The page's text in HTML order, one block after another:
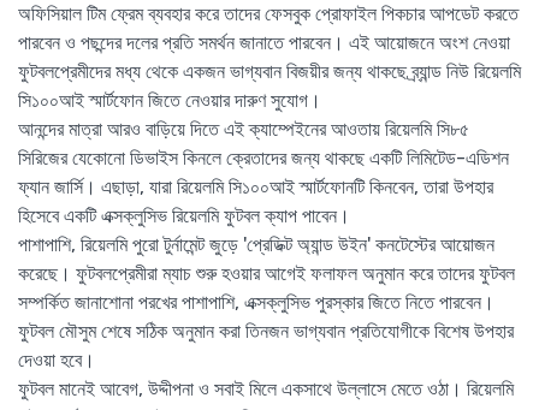
অফিসিয়াল টিম ফ্রেম ব্যবহার করে তাদের ফেসবুক প্রোফাইল পিকচার আপডেট করতে
পারবেন ও পছন্দের দলের প্রতি সমর্থন জানাতে পারবেন। এই আয়োজনে অংশ নেওয়া
ফুটবলপ্রেমীদের মধ্য থেকে একজন ভাগ্যবান বিজয়ীর জন্য থাকছে ব্র্যান্ড নিউ রিয়েলমি
সি১০০আই স্মার্টফোন জিতে নেওয়ার দারুণ সুযোগ।
আনন্দের মাত্রা আরও বাড়িয়ে দিতে এই ক্যাম্পেইনের আওতায় রিয়েলমি সি৮৫
সিরিজের যেকোনো ডিভাইস কিনলে ক্রেতাদের জন্য থাকছে একটি লিমিটেড-এডিশন
ফ্যান জার্সি। এছাড়া, যারা রিয়েলমি সি১০০আই স্মার্টফোনটি কিনবেন, তারা উপহার
হিসেবে একটি এক্সক্লুসিভ রিয়েলমি ফুটবল ক্যাপ পাবেন।
পাশাপাশি, রিয়েলমি পুরো টুর্নামেন্ট জুড়ে 'প্রেডিক্ট অ্যান্ড উইন' কনটেস্টের আয়োজন
করেছে। ফুটবলপ্রেমীরা ম্যাচ শুরু হওয়ার আগেই ফলাফল অনুমান করে তাদের ফুটবল
সম্পর্কিত জানাশোনা পরখের পাশাপাশি, এক্সক্লুসিভ পুরস্কার জিতে নিতে পারবেন।
ফুটবল মৌসুম শেষে সঠিক অনুমান করা তিনজন ভাগ্যবান প্রতিযোগীকে বিশেষ উপহার
দেওয়া হবে।
ফুটবল মানেই আবেগ, উদ্দীপনা ও সবাই মিলে একসাথে উল্লাসে মেতে ওঠা। রিয়েলমি